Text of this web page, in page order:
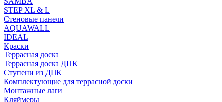
STEP XL & L
Стеновые панели
AQUAWALL
IDEAL
Краски
Террасная доска
Террасная доска ДПК
Ступени из ДПК
Комплектующие для террасной доски
Монтажные лаги
Кляймеры